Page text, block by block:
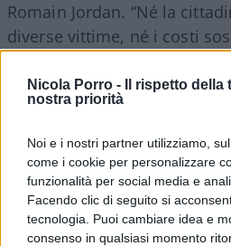
Nicola Porro -
Il rispetto
nostra priorità
Noi e i nostri partner utilizziamo,
come i cookie per personalizzare
funzionalità per social media e
Facendo clic di seguito si
tecnologia. Puoi cambiare idea e
consenso in qualsiasi momento
Romain Jordan. “Né la
diverse vittime, né i costi
propri cittadini vittime dei
idonei a conferire la qualità
sapere i magistrati svizzeri.